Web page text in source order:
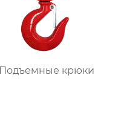
Подъемные крюки